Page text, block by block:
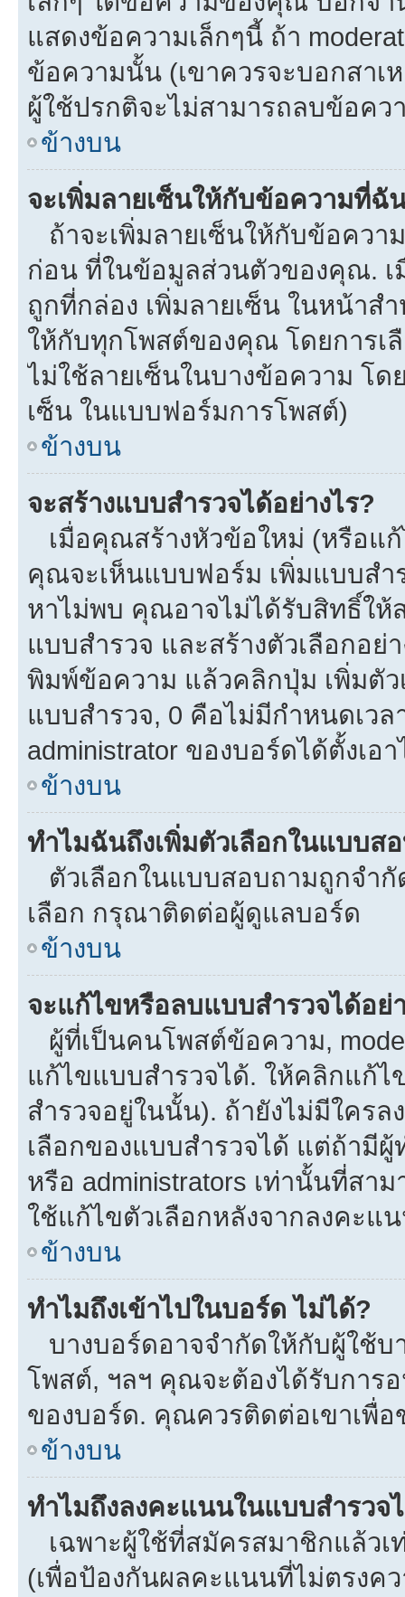
แสดงข้อความเล็กๆนี้ ถ้า
ข้อความนั้น (เขาควรจะบอกสา
ผู้ใช้ปรกติจะไม่สามารถลบข้อค
ข้างบน
จะเพิ่มลายเซ็นให้กับข้อความที่ฉั
ถ้าจะเพิ่มลายเซ็นให้กับข้อคว
ก่อน ที่ในข้อมูลส่วนตัวของคุณ.
ถูกที่กล่อง เพิ่มลายเซ็น ในหน้าส
ให้กับทุกโพสต์ของคุณ โดยการ
ไม่ใช้ลายเซ็นในบางข้อความ โด
เซ็น ในแบบฟอร์มการโพสต์)
ข้างบน
จะสร้างแบบสำรวจได้อย่างไร?
เมื่อคุณสร้างหัวข้อใหม่ (หรือแ
คุณจะเห็นแบบฟอร์ม เพิ่มแบบส
หาไม่พบ คุณอาจไม่ได้รับสิทธิ์ให้
แบบสำรวจ และสร้างตัวเลือกอย่
พิมพ์ข้อความ แล้วคลิกปุ่ม เพิ่มตั
แบบสำรวจ, 0 คือไม่มีกำหนดเว
administrator ของบอร์ดได้ตั้งเอา
ข้างบน
ทำไมฉันถึงเพิ่มตัวเลือกในแบบส
ตัวเลือกในแบบสอบถามถูกจำ
เลือก กรุณาติดต่อผู้ดูแลบอร์ด
ข้างบน
จะแก้ไขหรือลบแบบสำรวจได้อย่
ผู้ที่เป็นคนโพสต์ข้อความ,
แก้ไขแบบสำรวจได้. ให้คลิกแก้
สำรวจอยู่ในนั้น). ถ้ายังไม่มีใคร
เลือกของแบบสำรวจได้ แต่ถ้ามีผู้
หรือ administrators เท่านั้นที่สา
ใช้แก้ไขตัวเลือกหลังจากลงคะแ
ข้างบน
ทำไมถึงเข้าไปในบอร์ด ไม่ได้?
บางบอร์ดอาจจำกัดให้กับผู้ใช้บ
โพสต์, ฯลฯ คุณจะต้องได้รับการ
ของบอร์ด. คุณควรติดต่อเขาเพื่
ข้างบน
ทำไมถึงลงคะแนนในแบบสำรวจ
เฉพาะผู้ใช้ที่สมัครสมาชิกแล้ว
(เพื่อป้องกันผลคะแนนที่ไม่ตรงค